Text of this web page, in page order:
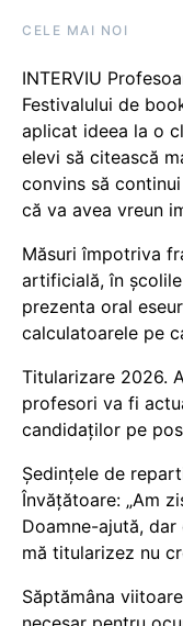
CELE MAI NOI
INTERVIU
Festivalului de
aplicat ideea la o
elevi să citească
convins să
că va avea vreun
Măsuri împotriva
artificială, în
prezenta oral
calculatoarele pe
Titularizare 2026.
profesori va fi
candidaților pe
Ședințele de
Învățătoare: „Am
Doamne-ajută,
mă titularizez nu
Săptămâna